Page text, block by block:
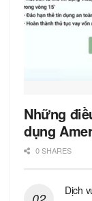
Những
dụng
0 SHARES
Dịch